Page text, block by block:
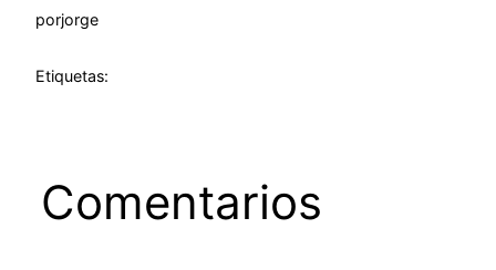
porjorge
Etiquetas:
Comentarios